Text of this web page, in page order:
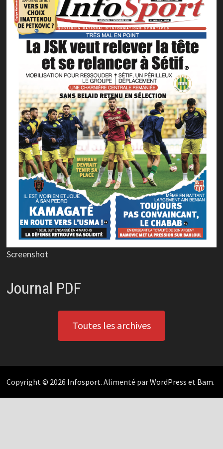
Screenshot
Journal PDF
Toutes les archives
Copyright © 2026 Infosport. Alimenté parWordPress et Bam.